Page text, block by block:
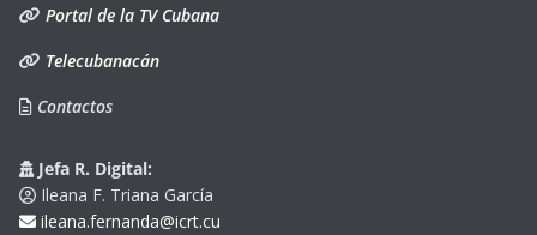
Portal de la TV Cubana
Telecubanacán
Contactos
Jefa R. Digital:
Ileana F. Triana García
ileana.fernanda@icrt.cu